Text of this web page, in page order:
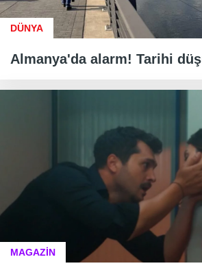
DÜNYA
Almanya'da alarm! Tarihi
MAGAZİN